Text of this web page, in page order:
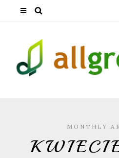
MONTHLY